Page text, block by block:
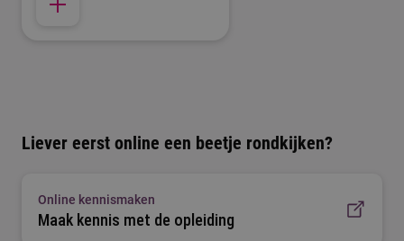
Liever eerst online een beetje rondkijken?
Online kennismaken
Maak kennis met de opleiding